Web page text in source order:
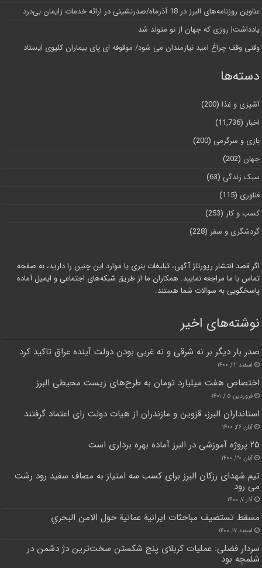
عناوین روزنامه‌های البرز در ‌18 آذرماه/صدرنشینی در ارائه خدمات زایمان بی‌درد
یادداشت| روزی که جهان از نو متولد شد
وقتی وقف چراغ امید نیازمندان می شود/ موقوفه ای پای بیماران کلیوی ایستاد
دسته‌ها
آشپزی و غذا (200)
اخبار (11,736)
بازی و سرگرمی (200)
جهان (202)
سبک زندگی (63)
فناوری (115)
کسب و کار (253)
گردشگری و سفر (228)
اگر قصد انتشار رپورتاژ آگهی، تبلیغات بنری یا موارد این چنین را دارید، به صفحه
تماس با ما مراجعه نمایید. همکاران ما از طریق شبکه‌های اجتماعی و ایمیل آماده
پاسخگویی به سوالات شما هستند.
نوشته‌های اخیر
صدر بار دیگر بر نه شرقی و نه غربی بودن دولت آینده عراق تاکید کرد
اسفند ۲۲, ۱۴۰۰
اختصاص هفت میلیارد تومان به طرح‌های زیست محیطی البرز
فروردین ۲۵, ۱۴۰۱
استانداران البرز، قزوین و مازندران از هیات دولت رای اعتماد گرفتند
آبان ۲۶, ۱۴۰۰
۲۵ پروژه آموزشی در البرز آماده بهره برداری است
آبان ۳۰, ۱۴۰۰
تیم شهدای رزکان البرز برای کسب سه امتیاز به مصاف سفید رود رشت
می رود
آذر ۷, ۱۴۰۰
مسقط تستضيف مباحثات ايرانية عمانية حول الامن البحري
اسفند ۱۷, ۱۴۰۰
سردار فضلی: عملیات کربلای پنج شکستن سخت‌ترین دژ دشمن در
شلمچه بود